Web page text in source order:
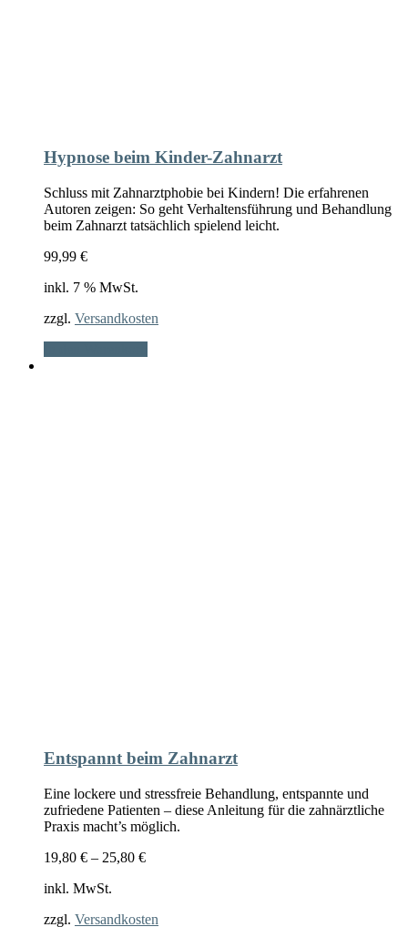
Hypnose beim Kinder-Zahnarzt
Schluss mit Zahnarztphobie bei Kindern! Die erfahrenen
Autoren zeigen: So geht Verhaltensführung und Behandlung
beim Zahnarzt tatsächlich spielend leicht.
99,99 €
inkl. 7 % MwSt.
zzgl. Versandkosten
Entspannt beim Zahnarzt
Eine lockere und stressfreie Behandlung, entspannte und
zufriedene Patienten – diese Anleitung für die zahnärztliche
Praxis macht’s möglich.
19,80 € – 25,80 €
inkl. MwSt.
zzgl. Versandkosten